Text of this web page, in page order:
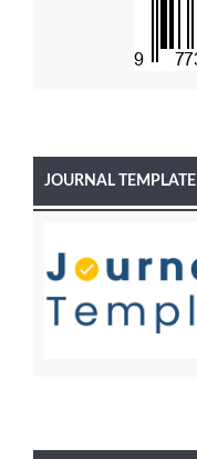
JOURNAL TEMPLATE